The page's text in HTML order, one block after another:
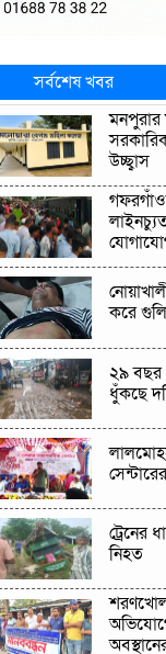
সর্বশেষ খবর
মনপুরার
উচ্ছ্বাস
করে
২৯ বছর
ধুঁকছে
ট্রেনের
নিহত